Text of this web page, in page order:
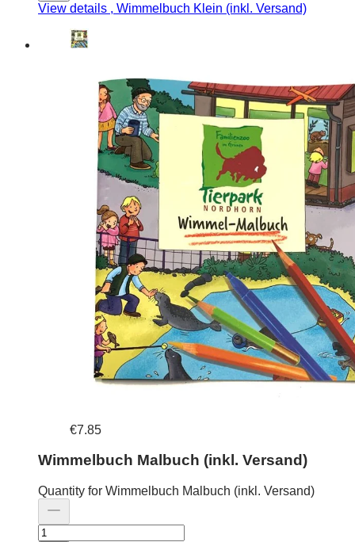
View details , Wimmelbuch Klein (inkl. Versand)
€7.85
Wimmelbuch Malbuch (inkl. Versand)
Quantity for Wimmelbuch Malbuch (inkl. Versand)